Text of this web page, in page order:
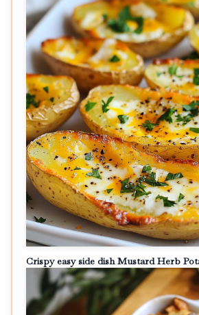
Crispy easy side dish Mustard Herb